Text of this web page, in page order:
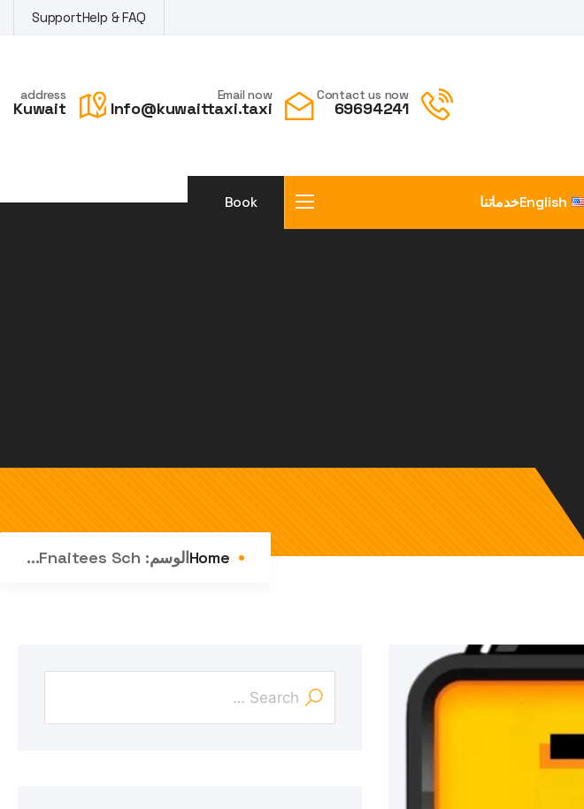
Help & FAQ
Support
Contact us now
69694241
Email now
Info@kuwaittaxi.taxi
address
Kuwait
Englishخدماتنا Book
Homeالوسم: Fnaitees Sch...